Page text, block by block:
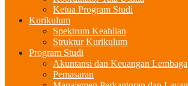
Ketua Program Studi
Kurikulum
Spektrum Keahlian
Struktur Kurikulum
Program Studi
Akuntansi dan Keuangan Lembaga
Pemasaran